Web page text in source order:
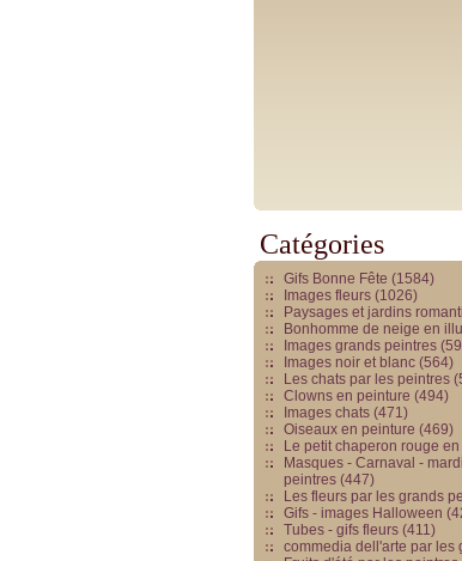
Catégories
Gifs Bonne Fête (1584)
Images fleurs (1026)
Paysages et jardins
Bonhomme de neige en
Images grands peintres
Images noir et blanc (564)
Les chats par les peintres
Clowns en peinture (494)
Images chats (471)
Oiseaux en peinture (469)
Le petit chaperon rouge
Masques - Carnaval -
peintres (447)
Les fleurs par les grands
Gifs - images Halloween
Tubes - gifs fleurs (411)
commedia dell'arte par les